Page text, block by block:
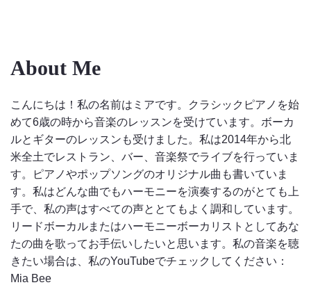
About Me
こんにちは！私の名前はミアです。クラシックピアノを始
めて6歳の時から音楽のレッスンを受けています。ボーカ
ルとギターのレッスンも受けました。私は2014年から北
米全土でレストラン、バー、音楽祭でライブを行っていま
す。ピアノやポップソングのオリジナル曲も書いていま
す。私はどんな曲でもハーモニーを演奏するのがとても上
手で、私の声はすべての声ととてもよく調和しています。
リードボーカルまたはハーモニーボーカリストとしてあな
たの曲を歌ってお手伝いしたいと思います。私の音楽を聴
きたい場合は、私のYouTubeでチェックしてください：
Mia Bee